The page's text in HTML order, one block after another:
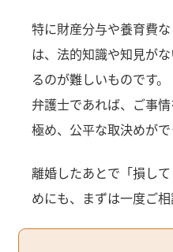
特に財産分与や養育費
は、法的知識や知見が
るのが難しいものです。
弁護士であれば、ご事
極め、公平な取決めがで
離婚したあとで「損し
めにも、まずは一度ご相